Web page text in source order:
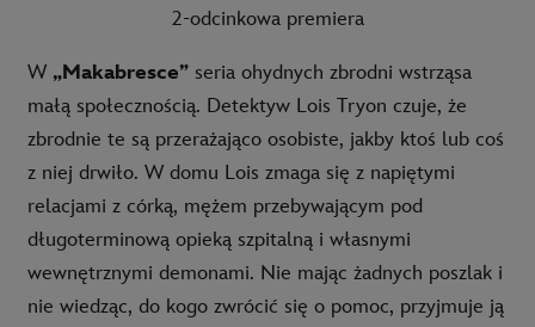
2-odcinkowa premiera
W „Makabresce” seria ohydnych zbrodni wstrząsa
małą społecznością. Detektyw Lois Tryon czuje, że
zbrodnie te są przerażająco osobiste, jakby ktoś lub coś
z niej drwiło. W domu Lois zmaga się z napiętymi
relacjami z córką, mężem przebywającym pod
długoterminową opieką szpitalną i własnymi
wewnętrznymi demonami. Nie mając żadnych poszlak i
nie wiedząc, do kogo zwrócić się o pomoc, przyjmuje ją